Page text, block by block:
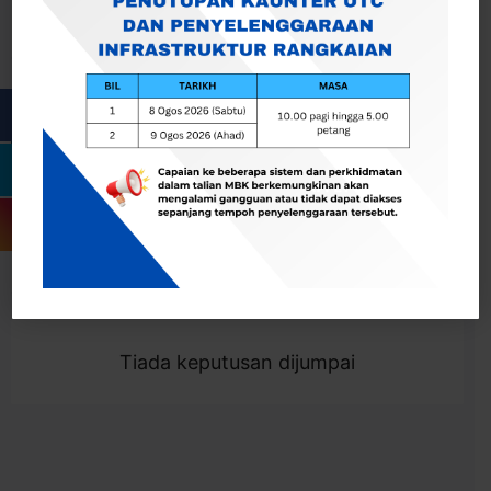
Togol Penapis
Showing 0 result
Tiada keputusan dijumpai